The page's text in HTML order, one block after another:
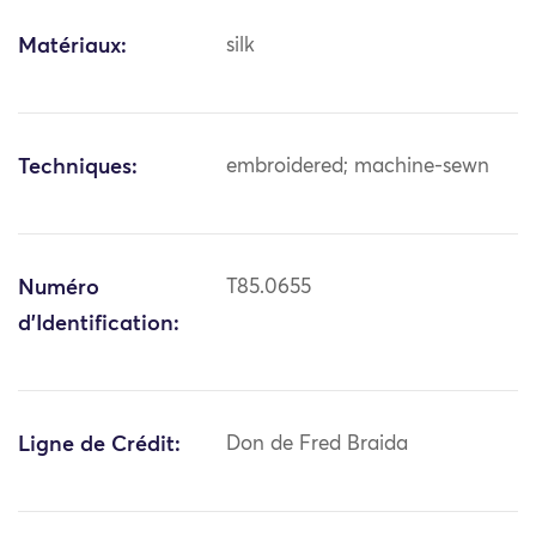
Matériaux: silk
Techniques: embroidered; machine-sewn
Numéro
d'Identification:
T85.0655
Ligne de Crédit: Don de Fred Braida